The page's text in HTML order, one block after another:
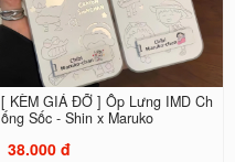
[ KÈM GIÁ ĐỠ ] Ốp Lưng IMD Ch
ống Sốc - Shin x Maruko
38.000 đ